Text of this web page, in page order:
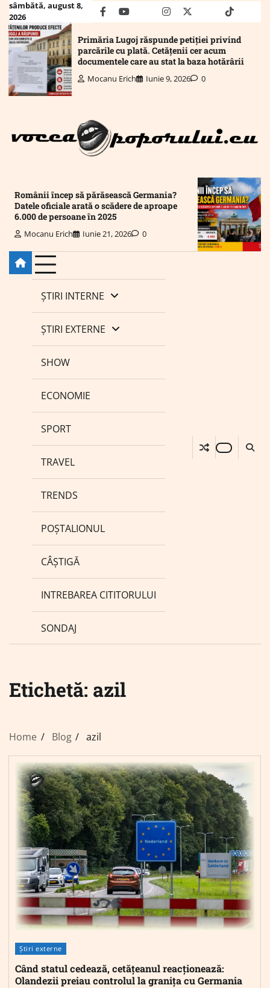
Skip
content
sâmbătă, august 8,
2026
facebookyoutubeMailinstagram
twitter truthtiktok
Primăria Lugoj răspunde petiției privind
parcările cu plată. Cetățenii cer acum
documentele care au stat la baza hotărârii
Mocanu Erich Iunie 9, 2026 0
Românii încep să părăsească Germania?
Datele oficiale arată o scădere de aproape
6.000 de persoane în 2025
Mocanu Erich Iunie 21, 2026 0
ȘTIRI INTERNE
ȘTIRI EXTERNE
SHOW
ECONOMIE
SPORT
TRAVEL
TRENDS
POȘTALIONUL
CÂȘTIGĂ
INTREBAREA CITITORULUI
SONDAJ
Etichetă: azil
Home Blog azil
Știri externe
Când statul cedează, cetățeanul reacționează:
Olandezii preiau controlul la granița cu Germania